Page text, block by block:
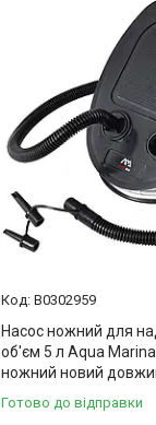
B0302959
Насос ножний для
об'єм 5 л Aqua Marina
ножний новий
Готово до відправки